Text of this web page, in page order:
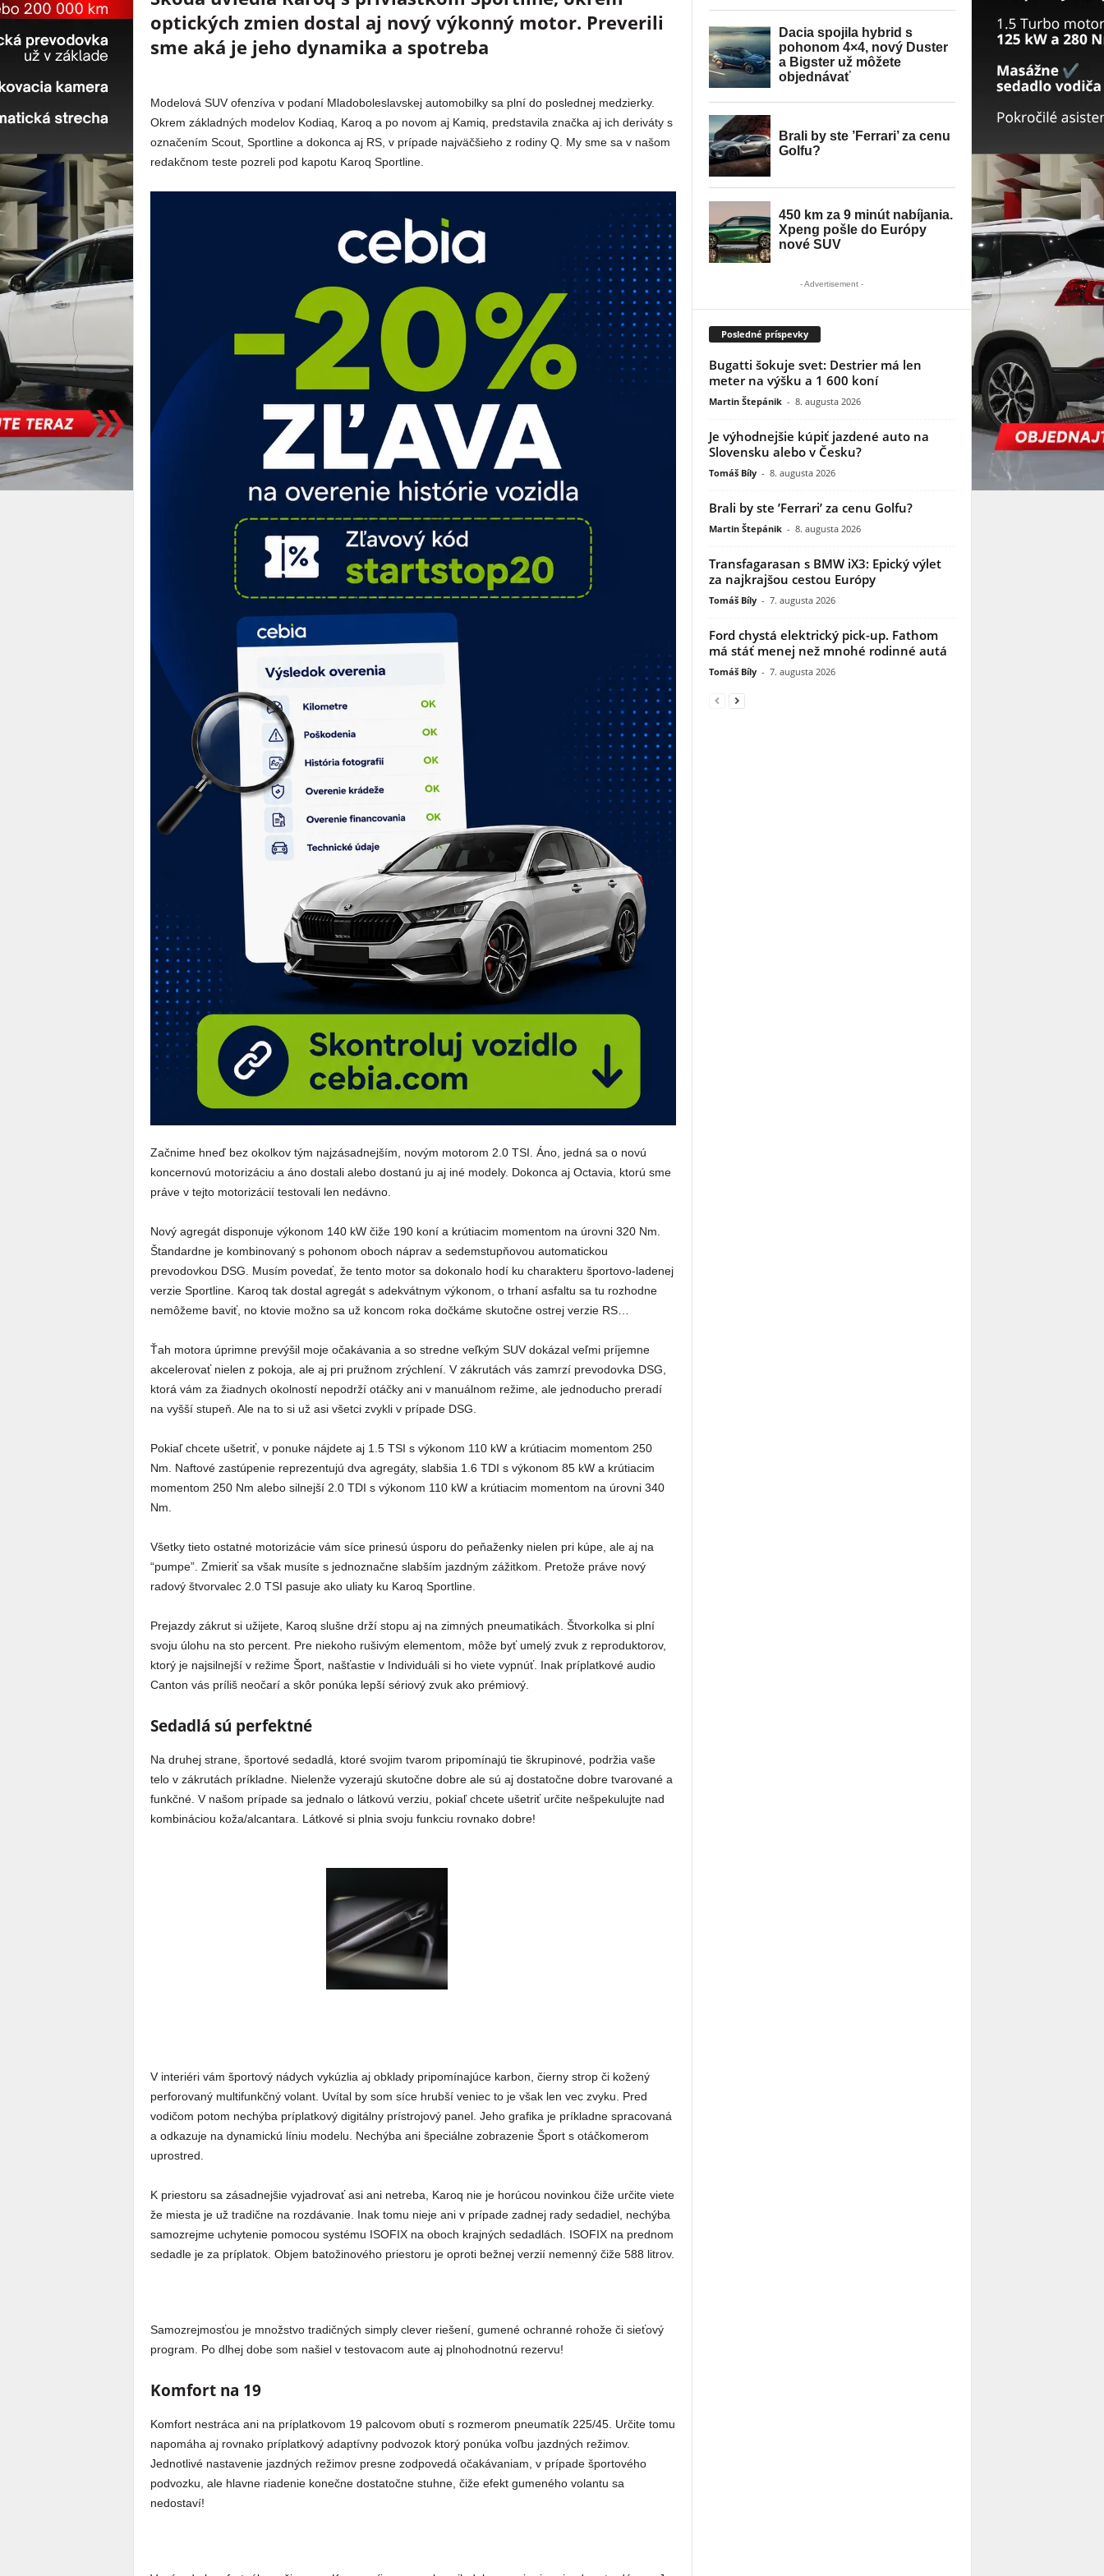
optických zmien dostal aj nový výkonný motor. Preverili
sme aká je jeho dynamika a spotreba
Modelová SUV ofenzíva v podaní Mladoboleslavskej automobilky sa plní do poslednej medzierky.
Okrem základných modelov Kodiaq, Karoq a po novom aj Kamiq, predstavila značka aj ich deriváty s
označením Scout, Sportline a dokonca aj RS, v prípade najväčšieho z rodiny Q. My sme sa v našom
redakčnom teste pozreli pod kapotu Karoq Sportline.
Začnime hneď bez okolkov tým najzásadnejším, novým motorom 2.0 TSI. Áno, jedná sa o novú
koncernovú motorizáciu a áno dostali alebo dostanú ju aj iné modely. Dokonca aj Octavia, ktorú sme
práve v tejto motorizácií testovali len nedávno.
Nový agregát disponuje výkonom 140 kW čiže 190 koní a krútiacim momentom na úrovni 320 Nm.
Štandardne je kombinovaný s pohonom oboch náprav a sedemstupňovou automatickou
prevodovkou DSG. Musím povedať, že tento motor sa dokonalo hodí ku charakteru športovo-ladenej
verzie Sportline. Karoq tak dostal agregát s adekvátnym výkonom, o trhaní asfaltu sa tu rozhodne
nemôžeme baviť, no ktovie možno sa už koncom roka dočkáme skutočne ostrej verzie RS…
Ťah motora úprimne prevýšil moje očakávania a so stredne veľkým SUV dokázal veľmi príjemne
akcelerovať nielen z pokoja, ale aj pri pružnom zrýchlení. V zákrutách vás zamrzí prevodovka DSG,
ktorá vám za žiadnych okolností nepodrží otáčky ani v manuálnom režime, ale jednoducho preradí
na vyšší stupeň. Ale na to si už asi všetci zvykli v prípade DSG.
Pokiaľ chcete ušetriť, v ponuke nájdete aj 1.5 TSI s výkonom 110 kW a krútiacim momentom 250
Nm. Naftové zastúpenie reprezentujú dva agregáty, slabšia 1.6 TDI s výkonom 85 kW a krútiacim
momentom 250 Nm alebo silnejší 2.0 TDI s výkonom 110 kW a krútiacim momentom na úrovni 340
Nm.
Všetky tieto ostatné motorizácie vám síce prinesú úsporu do peňaženky nielen pri kúpe, ale aj na
“pumpe”. Zmieriť sa však musíte s jednoznačne slabším jazdným zážitkom. Pretože práve nový
radový štvorvalec 2.0 TSI pasuje ako uliaty ku Karoq Sportline.
Prejazdy zákrut si užijete, Karoq slušne drží stopu aj na zimných pneumatikách. Štvorkolka si plní
svoju úlohu na sto percent. Pre niekoho rušivým elementom, môže byť umelý zvuk z reproduktorov,
ktorý je najsilnejší v režime Šport, našťastie v Individuáli si ho viete vypnúť. Inak príplatkové audio
Canton vás príliš neočarí a skôr ponúka lepší sériový zvuk ako prémiový.
Sedadlá sú perfektné
Na druhej strane, športové sedadlá, ktoré svojim tvarom pripomínajú tie škrupinové, podržia vaše
telo v zákrutách príkladne. Nielenže vyzerajú skutočne dobre ale sú aj dostatočne dobre tvarované a
funkčné. V našom prípade sa jednalo o látkovú verziu, pokiaľ chcete ušetriť určite nešpekulujte nad
kombináciou koža/alcantara. Látkové si plnia svoju funkciu rovnako dobre!
V interiéri vám športový nádych vykúzlia aj obklady pripomínajúce karbon, čierny strop či kožený
perforovaný multifunkčný volant. Uvítal by som síce hrubší veniec to je však len vec zvyku. Pred
vodičom potom nechýba príplatkový digitálny prístrojový panel. Jeho grafika je príkladne spracovaná
a odkazuje na dynamickú líniu modelu. Nechýba ani špeciálne zobrazenie Šport s otáčkomerom
uprostred.
K priestoru sa zásadnejšie vyjadrovať asi ani netreba, Karoq nie je horúcou novinkou čiže určite viete
že miesta je už tradične na rozdávanie. Inak tomu nieje ani v prípade zadnej rady sedadiel, nechýba
samozrejme uchytenie pomocou systému ISOFIX na oboch krajných sedadlách. ISOFIX na prednom
sedadle je za príplatok. Objem batožinového priestoru je oproti bežnej verzií nemenný čiže 588 litrov.
Samozrejmosťou je množstvo tradičných simply clever riešení, gumené ochranné rohože či sieťový
program. Po dlhej dobe som našiel v testovacom aute aj plnohodnotnú rezervu!
Komfort na 19
Komfort nestráca ani na príplatkovom 19 palcovom obutí s rozmerom pneumatík 225/45. Určite tomu
napomáha aj rovnako príplatkový adaptívny podvozok ktorý ponúka voľbu jazdných režimov.
Jednotlivé nastavenie jazdných režimov presne zodpovedá očakávaniam, v prípade športového
podvozku, ale hlavne riadenie konečne dostatočne stuhne, čiže efekt gumeného volantu sa
nedostaví!
- Advertisement -
Posledné príspevky
Bugatti šokuje svet: Destrier má len
meter na výšku a 1 600 koní
Martin Štepánik - 8. augusta 2026
Je výhodnejšie kúpiť jazdené auto na
Slovensku alebo v Česku?
Tomáš Bíly - 8. augusta 2026
Brali by ste ’Ferrari’ za cenu Golfu?
Martin Štepánik - 8. augusta 2026
Transfagarasan s BMW iX3: Epický výlet
za najkrajšou cestou Európy
Tomáš Bíly - 7. augusta 2026
Ford chystá elektrický pick-up. Fathom
má stáť menej než mnohé rodinné autá
Tomáš Bíly - 7. augusta 2026